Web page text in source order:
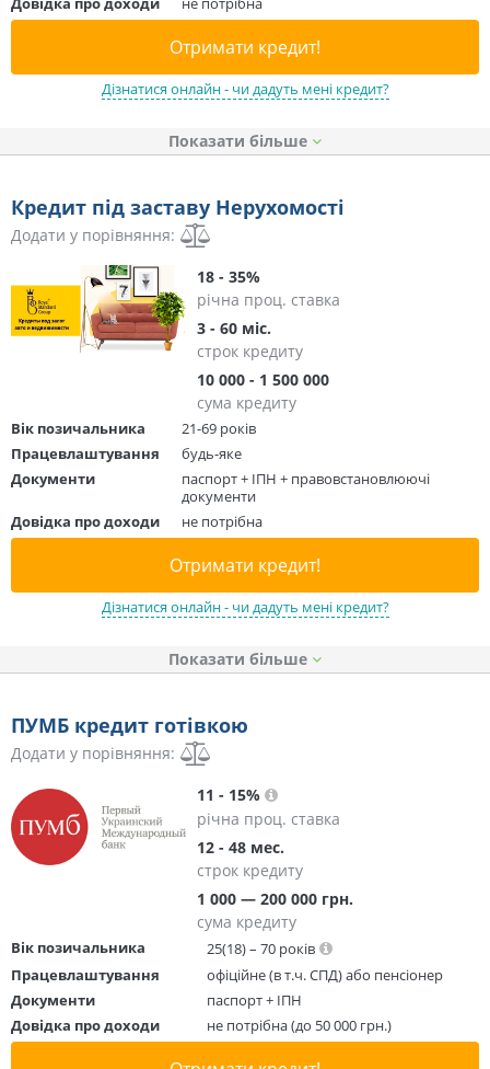
Отримати кредит!
Дізнатися онлайн - чи дадуть мені кредит?
Показати
Кредит під заставу Нерухомості
Додати у порівняння:
18 - 35%
річна проц. ставка
3 - 60 міс.
строк кредиту
10 000 - 1 500 000
сума кредиту
Вік позичальника
21-69 років
Працевлаштування
будь-яке
Документи
паспорт + ІПН + правовстановлюючі
документи
Довідка про доходи
не потрібна
Отримати кредит!
Дізнатися онлайн - чи дадуть мені кредит?
Показати
ПУМБ кредит готівкою
Додати у порівняння:
11 - 15%
річна проц. ставка
12 - 48 мес.
строк кредиту
1 000 — 200 000 грн.
сума кредиту
Вік позичальника
25(18) – 70 років
Працевлаштування
офіційне (в т.ч. СПД) або пенсіонер
Документи
паспорт + ІПН
Довідка про доходи
не потрібна (до 50 000 грн.)